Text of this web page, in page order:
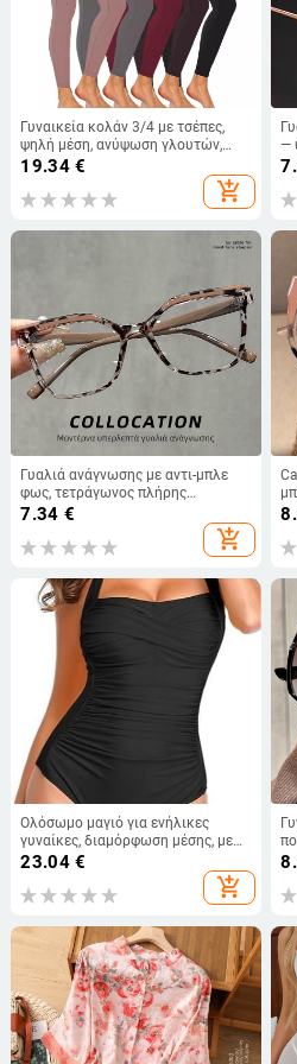
Γυναικεία κολάν 3/4 με τσέπες,
ψηλή μέση, ανύψωση γλουτών,
μαλακό και άνετο κολάν
γυμναστικής για γιόγκα, μίγμα
πολυεστέρα-σπαντέξ
19.34€
add_shopping_cart
—
Γυαλιά ανάγνωσης με αντι-μπλε
φως, τετράγωνος πλήρης
σκελετός από πολυκαρβονικό, για
7.34 €
add_shopping_cart
Ολόσωμο μαγιό για ενήλικες
γυναίκες, διαμόρφωση μέσης, με
επένδυση στήθους, ύφασμα νάιλον,
23.04€
add_shopping_cart